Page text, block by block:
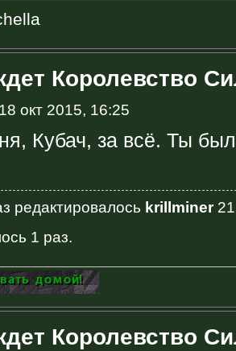
Королевство
окт 2015, 16:25
Кубач, за всё. Ты
редактировалось krillminer21
1 раз.
Королевство